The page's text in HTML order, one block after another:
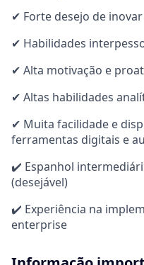
✔ Forte desejo de
✔ Habilidades
✔ Alta motivação e
✔ Altas habilidades
✔ Muita facilidade e
ferramentas digitais e
✔️ Espanhol
(desejável)
✔️ Experiência na
enterprise